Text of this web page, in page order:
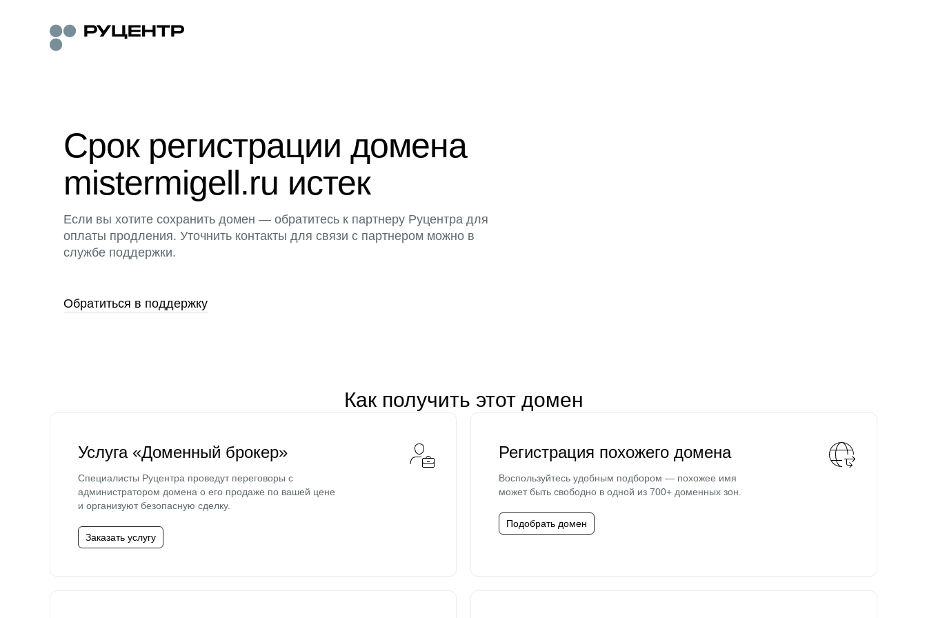
Срок регистрации домена
mistermigell.ru истек
Если вы хотите сохранить домен — обратитесь к партнеру Руцентра для
оплаты продления. Уточнить контакты для связи с партнером можно в
службе поддержки.
Обратиться в поддержку
Как получить этот домен
Услуга «Доменный брокер»
Специалисты Руцентра проведут переговоры с
администратором домена о его продаже по вашей цене
и организуют безопасную сделку.
Заказать услугу
Регистрация похожего домена
Воспользуйтесь удобным подбором — похожее имя
может быть свободно в одной из 700+ доменных зон.
Подобрать домен